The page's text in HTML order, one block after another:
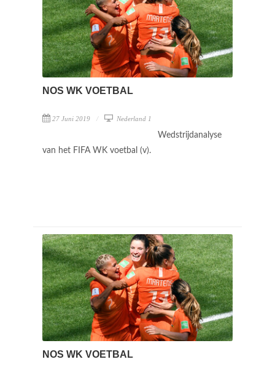
NOS WK VOETBAL
27 Juni 2019 Nederland 1
Wedstrijdanalyse
van het FIFA WK voetbal (v).
NOS WK VOETBAL